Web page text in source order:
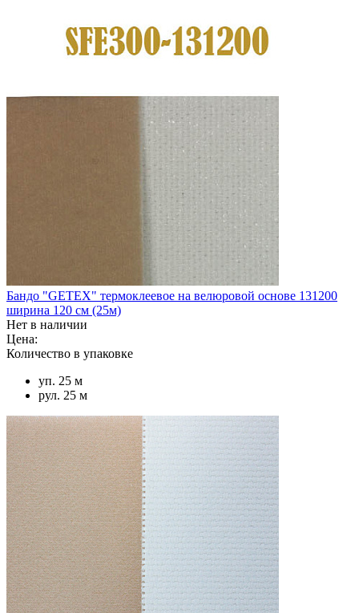
Бандо "GETEX" термоклеевое на велюровой основе 131200
ширина 120 см (25м)
Нет в наличии
Цена:
Количество в упаковке
уп. 25 м
рул. 25 м